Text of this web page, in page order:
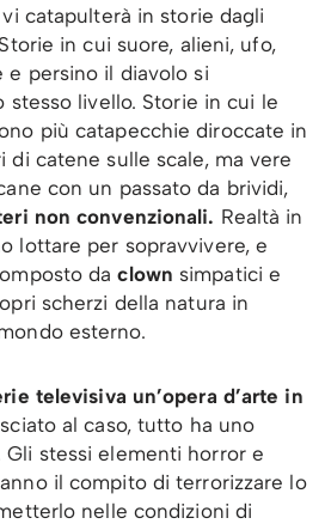
vi catapulterà in storie dagli
in cui suore, alieni, ufo,
e persino il diavolo si
livello. Storie in cui le
più catapecchie diroccate in
di catene sulle scale, ma vere
con un passato da brividi,
non convenzionali. Realtà in
lottare per sopravvivere, e
daclown simpatici e
scherzi della natura in
esterno.
televisiva un’opera d’arte in
al caso, tutto ha uno
Gli stessi elementi horror e
il compito di terrorizzare lo
nelle condizioni di